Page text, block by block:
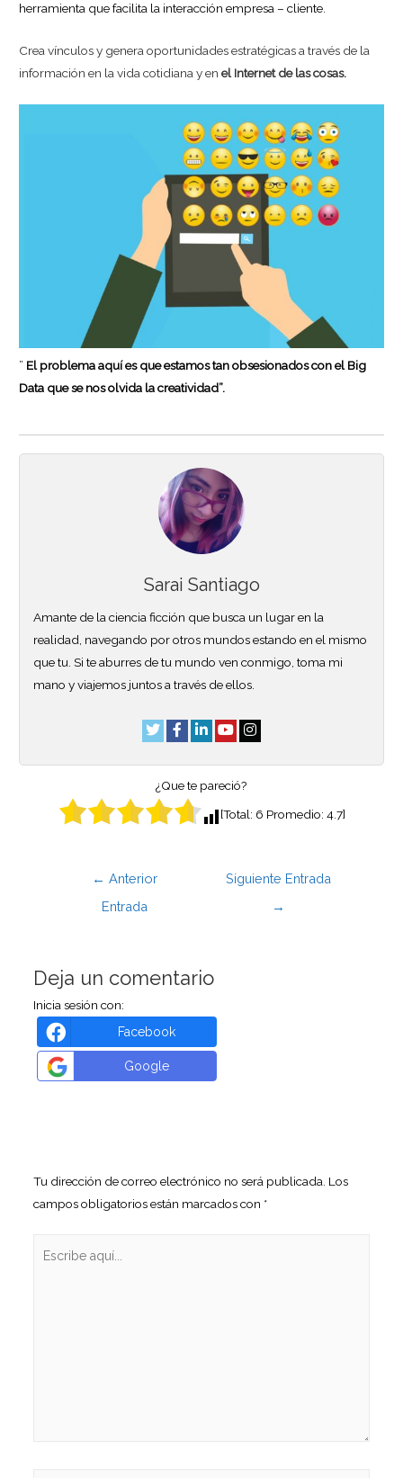
herramienta que facilita la interacción empresa – cliente.
Crea vínculos y genera oportunidades estratégicas a través de la
información en la vida cotidiana y en el Internet de las cosas.
” El problema aquí es que estamos tan obsesionados con el Big
Data que se nos olvida la creatividad”.
Sarai Santiago
Amante de la ciencia ficción que busca un lugar en la
realidad, navegando por otros mundos estando en el mismo
que tu. Si te aburres de tu mundo ven conmigo, toma mi
mano y viajemos juntos a través de ellos.
¿Que te pareció?
[Total: 6 Promedio: 4.7]
← Anterior
Entrada
Siguiente Entrada
→
Deja un comentario
Inicia sesión con:
Facebook
Google
Tu dirección de correo electrónico no será publicada. Los
campos obligatorios están marcados con *